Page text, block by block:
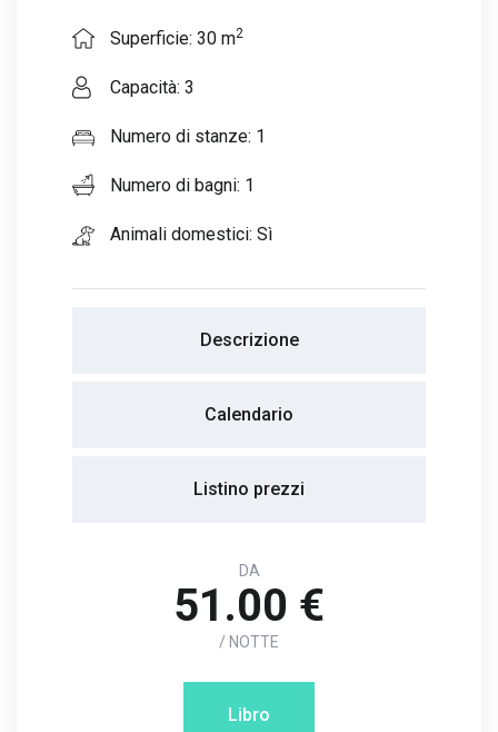
Superficie: 30 m2
Capacità: 3
Numero di stanze: 1
Numero di bagni: 1
Animali domestici: Sì
Descrizione
Calendario
Listino prezzi
DA
51.00 €
/ NOTTE
Libro